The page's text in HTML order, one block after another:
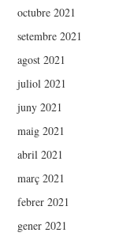
octubre 2021
setembre 2021
agost 2021
juliol 2021
juny 2021
maig 2021
abril 2021
març 2021
febrer 2021
gener 2021